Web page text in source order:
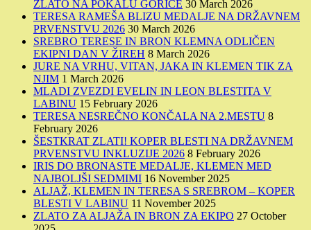
ZLATO NA POKALU GORICE 30 March 2026
TERESA RAMEŠA BLIZU MEDALJE NA DRŽAVNEM
PRVENSTVU 2026 30 March 2026
SREBRO TERESE IN BRON KLEMNA ODLIČEN
EKIPNI DAN V ŽIREH 8 March 2026
JURE NA VRHU, VITAN, JAKA IN KLEMEN TIK ZA
NJIM 1 March 2026
MLADI ZVEZDI EVELIN IN LEON BLESTITA V
LABINU 15 February 2026
TERESA NESREČNO KONČALA NA 2.MESTU 8
February 2026
ŠESTKRAT ZLATI! KOPER BLESTI NA DRŽAVNEM
PRVENSTVU INKLUZIJE 2026 8 February 2026
IRIS DO BRONASTE MEDALJE, KLEMEN MED
NAJBOLJŠI SEDMIMI 16 November 2025
ALJAŽ, KLEMEN IN TERESA S SREBROM – KOPER
BLESTI V LABINU 11 November 2025
ZLATO ZA ALJAŽA IN BRON ZA EKIPO 27 October